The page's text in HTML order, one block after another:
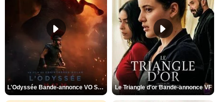
L'Odyssée Bande-annonce VO STFR Le Triangle d'or Bande-annonce VF